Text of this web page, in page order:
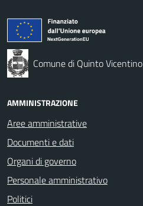
Comune di Quinto Vicentino
AMMINISTRAZIONE
Aree amministrative
Documenti e dati
Organi di governo
Personale amministrativo
Politici